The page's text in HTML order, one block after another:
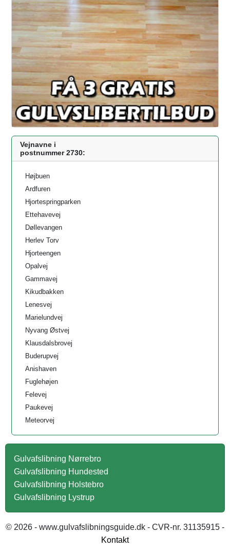
Vejnavne i
postnummer 2730:
Højbuen
Ardfuren
Hjortespringparken
Ettehavevej
Døllevangen
Herlev Torv
Hjorteengen
Opalvej
Gammavej
Kikudbakken
Lenesvej
Marielundvej
Nyvang Østvej
Klausdalsbrovej
Buderupvej
Anishaven
Fuglehøjen
Felevej
Paukevej
Meteorvej
Gulvafslibning Nørrebro
Gulvafslibning Hundested
Gulvafslibning Holstebro
Gulvafslibning Lystrup
© 2026 - www.gulvafslibningsguide.dk - CVR-nr. 31135915 -
Kontakt